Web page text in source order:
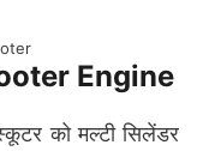
Engine
को मल्टी सिलेंडर